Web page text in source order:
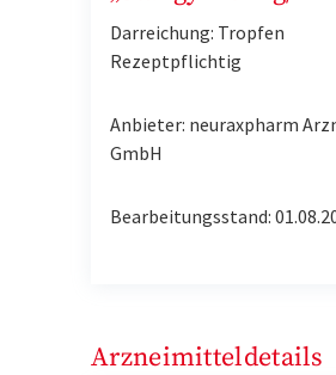
Darreichung: Tropfen
Rezeptpflichtig
Anbieter: neuraxpharm
GmbH
Bearbeitungsstand:
Arzneimitteldetails